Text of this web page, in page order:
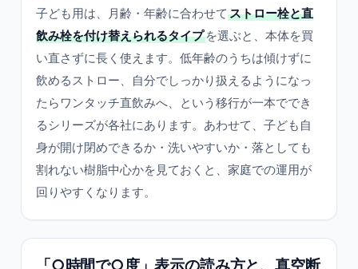
子ども用は、月齢・年齢に合わせて ストロー栓と直
飲み栓を付け替えられるタイプ を選ぶと、本体を買
い直さずに長く使えます。低年齢のうちは傾けずに
飲めるストロー、自分でしっかり扱えるようになっ
たらワンタッチ直飲みへ、という移行が一本ででき
るシリーズが各社にあります。あわせて、子ども自
身が開け閉めできるか・洗いやすいか・落としても
割れない樹脂中心かを見ておくと、家庭での運用が
回りやすくなります。
「○時間で○度」表示の読み方と、真空断